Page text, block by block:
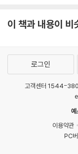
이 책과 내용이 비
로그인
고객센터 1544-
예
이용약관
PC